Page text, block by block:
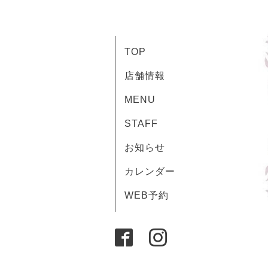
TOP
店舗情報
MENU
STAFF
お知らせ
カレンダー
WEB予約